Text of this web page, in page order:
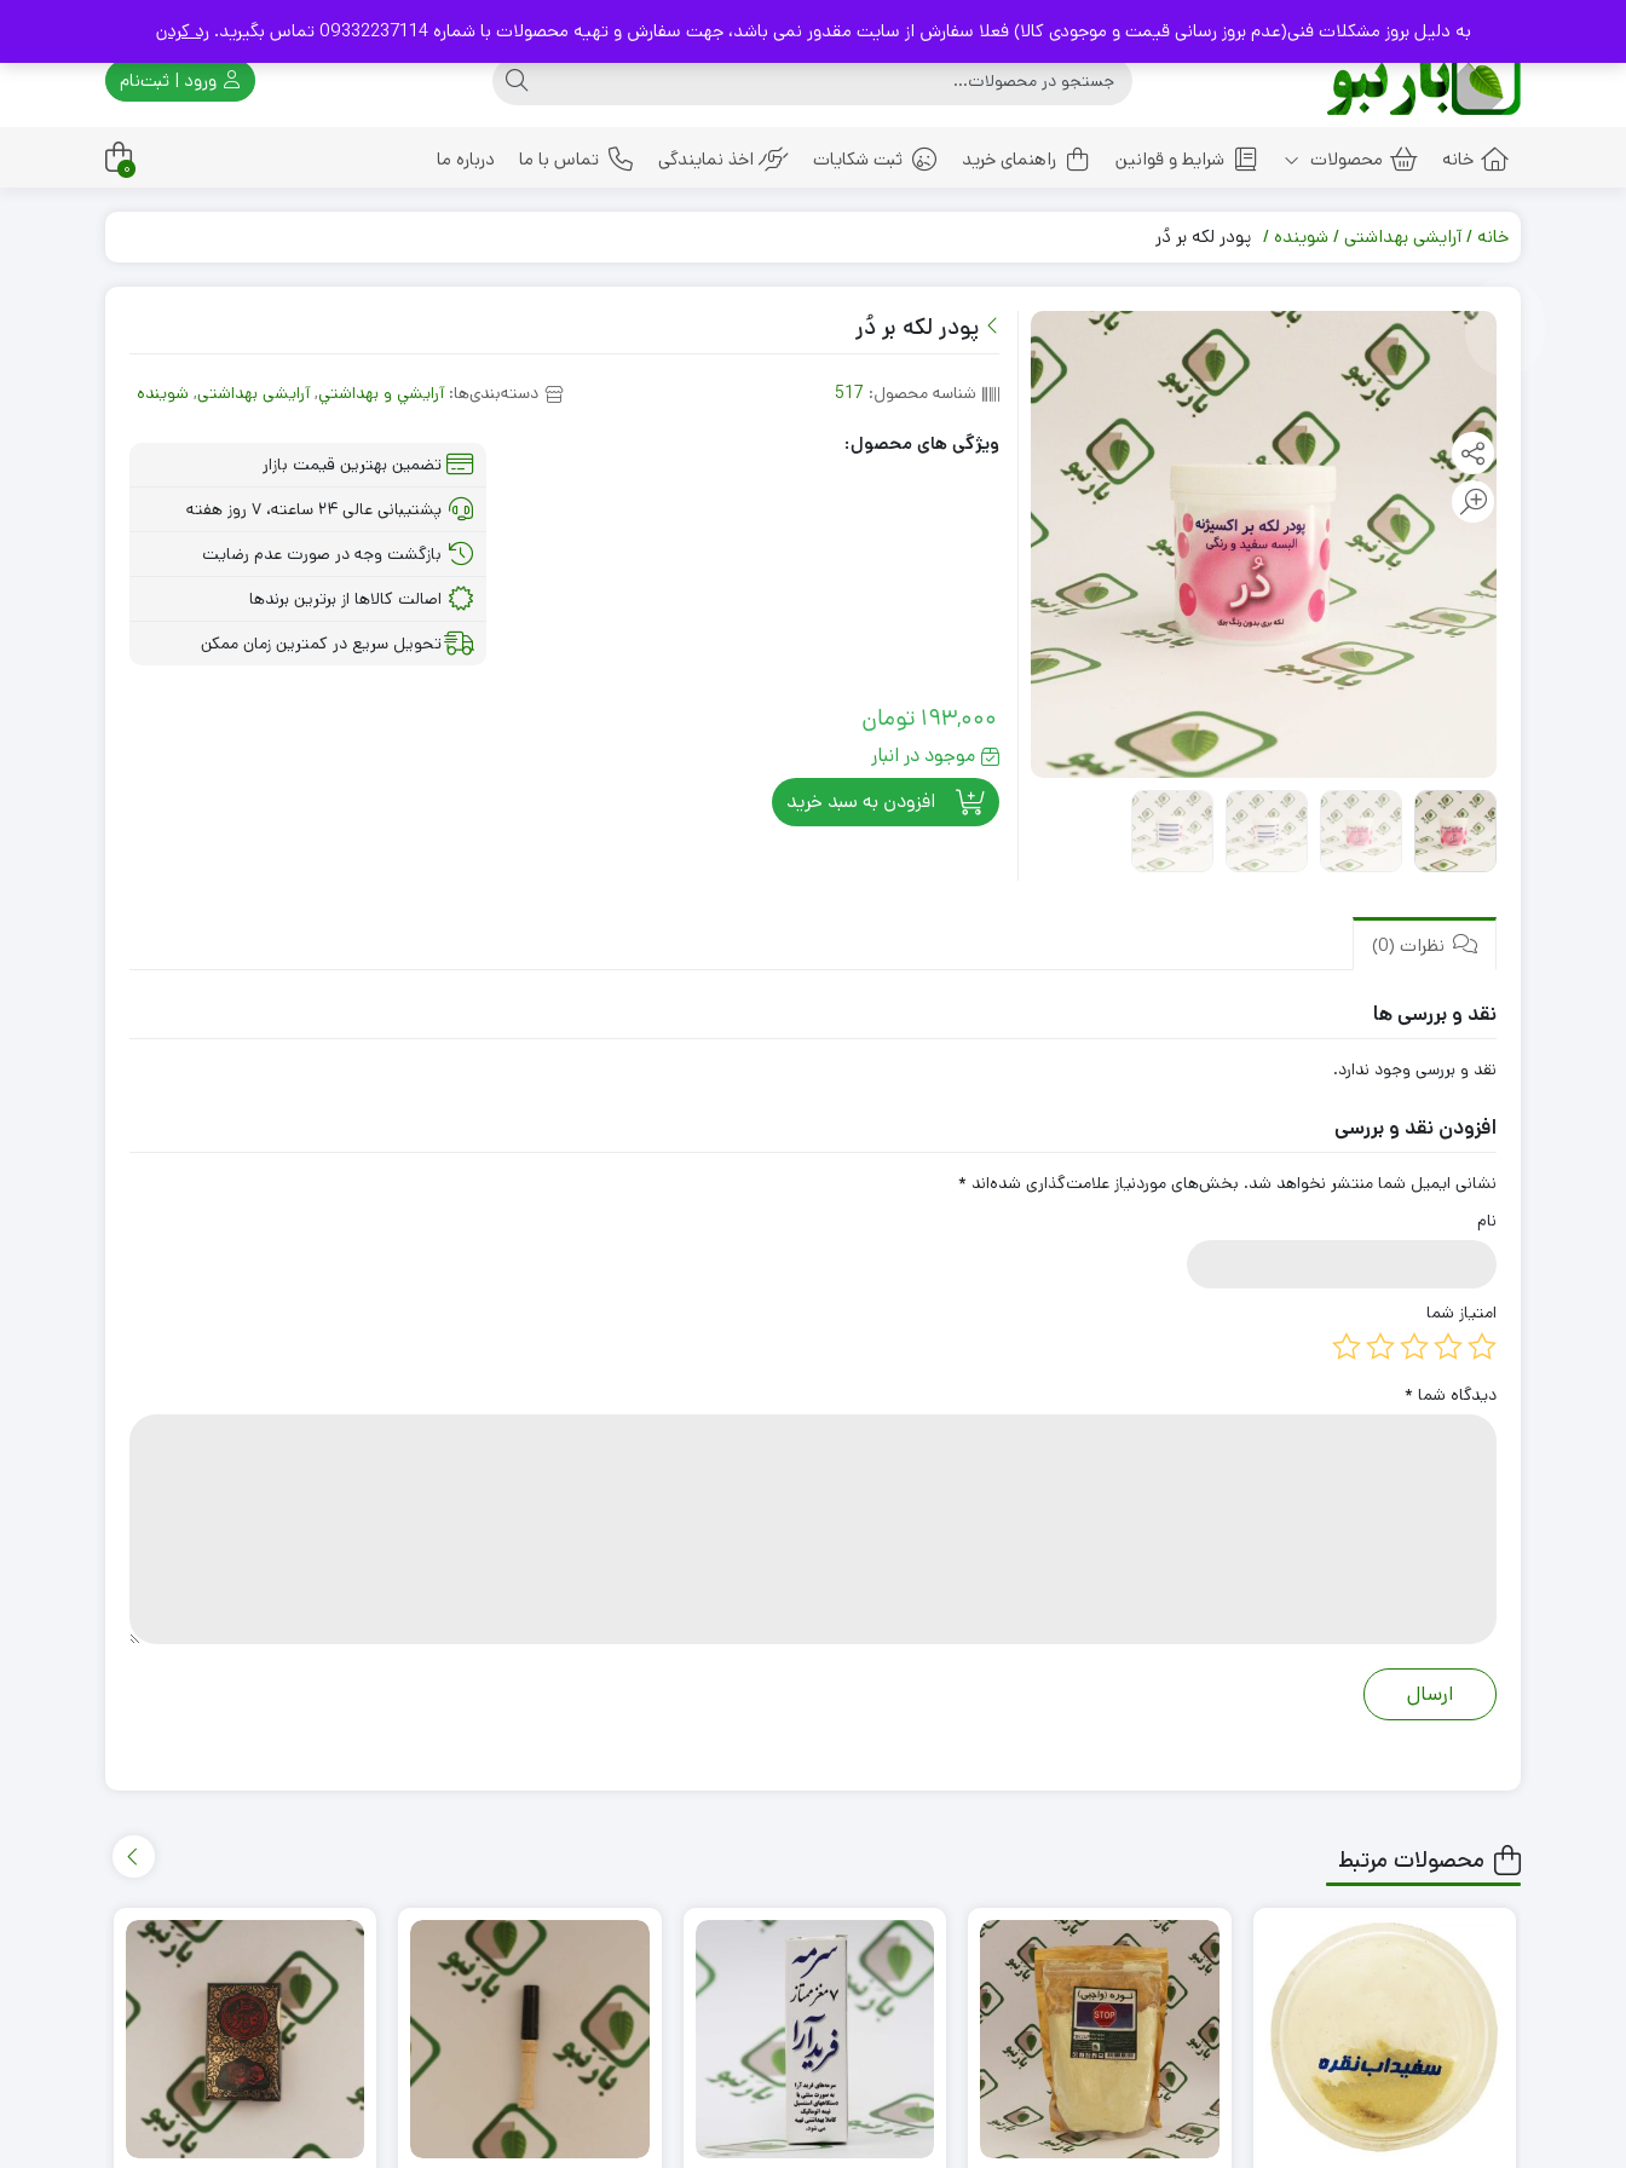
به دلیل بروز مشکلات فنی(عدم بروز رسانی قیمت و موجودی کالا) فعلا سفارش از سایت مقدور نمی باشد، جهت سفارش و تهیه محصولات با شماره 09332237114 تماس بگیرید. رد کردن info@Baranbo.com
ورود | ثبت‌نام
خانه محصولات
روغن ها
شیرینی و کلوچه
پوست
شرایط و قوانین راهنمای خرید ثبت شکایات اخذ نمایندگی تماس با ما درباره ما 0
خانه آرایشی بهداشتی شوینده پودر لکه بر دُر
پودر لکه بر دُر
شناسه محصول: 517 دسته‌بندی‌ها:آرايشي و بهداشتي,آرایشی بهداشتی, شوینده
ویژگی های محصول:
تضمین بهترین قیمت بازار
پشتیبانی عالی ۲۴ ساعته، ۷ روز هفته
بازگشت وجه در صورت عدم رضایت
اصالت کالاها از برترین برندها
تحویل سریع در کمترین زمان ممکن
193,000 تومان
موجود در انبار
افزودن به سبد خرید
نظرات (0)
نقد و بررسی ها
نقد و بررسی وجود ندارد.
افزودن نقد و بررسی
نشانی ایمیل شما منتشر نخواهد شد. بخش‌های موردنیاز علامت‌گذاری شده‌اند *
نام
امتیاز شما
دیدگاه شما *
محصولات مرتبط